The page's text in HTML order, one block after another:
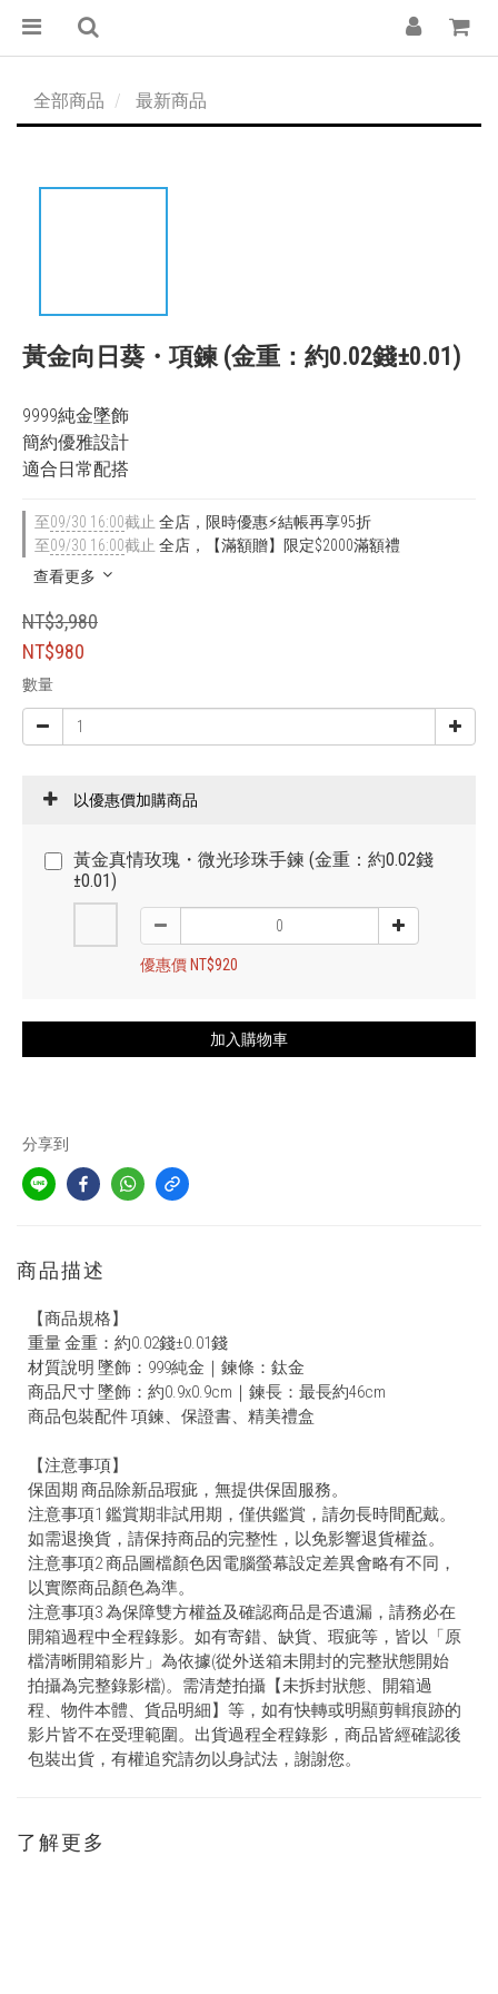
全部商品 最新商品
黃金向日葵・項鍊 (金重：約0.02錢±0.01)
9999純金墜飾
簡約優雅設計
適合日常配搭
至09/30 16:00截止 全店，限時優惠⚡結帳再享95折
至09/30 16:00截止 全店，【滿額贈】限定$2000滿額禮
查看更多
NT$3,980
NT$980
數量
以優惠價加購商品
黃金真情玫瑰・微光珍珠手鍊 (金重：約0.02錢
±0.01)
優惠價 NT$920
加入購物車
分享到
商品描述
【商品規格】
重量 金重：約0.02錢±0.01錢
材質說明 墜飾：999純金｜鍊條：鈦金
商品尺寸 墜飾：約0.9x0.9cm｜鍊長：最長約46cm
商品包裝配件 項鍊、保證書、精美禮盒
【注意事項】
保固期 商品除新品瑕疵，無提供保固服務。
注意事項1 鑑賞期非試用期，僅供鑑賞，請勿長時間配戴。
如需退換貨，請保持商品的完整性，以免影響退貨權益。
注意事項2 商品圖檔顏色因電腦螢幕設定差異會略有不同，
以實際商品顏色為準。
注意事項3 為保障雙方權益及確認商品是否遺漏，請務必在
開箱過程中全程錄影。如有寄錯、缺貨、瑕疵等，皆以「原
檔清晰開箱影片」為依據(從外送箱未開封的完整狀態開始
拍攝為完整錄影檔)。需清楚拍攝【未拆封狀態、開箱過
程、物件本體、貨品明細】等，如有快轉或明顯剪輯痕跡的
影片皆不在受理範圍。出貨過程全程錄影，商品皆經確認後
包裝出貨，有權追究請勿以身試法，謝謝您。
了解更多